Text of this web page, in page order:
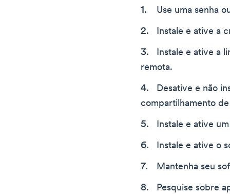
Use uma senha
Instale e ative a
Instale e ative a
remota.
Desative e não
compartilhamento
Instale e ative
Instale e ative o
Mantenha seu
Pesquise sobre